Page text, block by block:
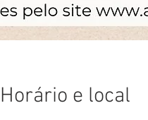
Horário e local